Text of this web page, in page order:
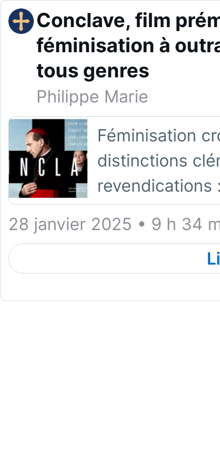
Conclave, film
féminisation à
tous genres
Philippe Marie
Féminisation
distinctions
revendications
28 janvier 2025 • 9 h 34